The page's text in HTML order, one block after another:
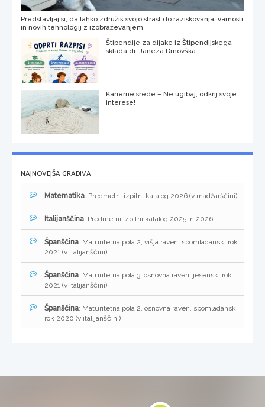
Predstavljaj si, da lahko združiš svojo strast do raziskovanja, varnosti
in novih tehnologij z izobraževanjem
Štipendije za dijake iz Štipendijskega
sklada dr. Janeza Drnovška
Karierne srede – Ne ugibaj, odkrij svoje
interese!
NAJNOVEJŠA GRADIVA
Matematika: Predmetni izpitni katalog 2026 (v madžarščini)
Italijanščina: Predmetni izpitni katalog 2025 in 2026
Španščina: Maturitetna pola 2, višja raven, spomladanski rok
2021 (v italijanščini)
Španščina: Maturitetna pola 3, osnovna raven, jesenski rok
2021 (v italijanščini)
Španščina: Maturitetna pola 2, osnovna raven, spomladanski
rok 2020 (v italijanščini)